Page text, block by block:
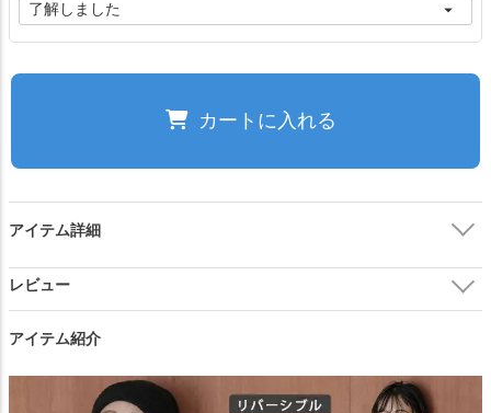
カートに入れる
ご注文の前に必ずご確認ください。
カートに入れる
アイテム詳細
アイテム紹介